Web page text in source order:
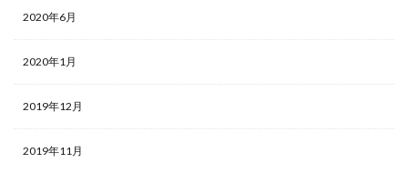
2020年6月
2020年1月
2019年12月
2019年11月